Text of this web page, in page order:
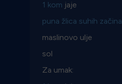
1 kom jaje
puna žlica suhih začina
maslinovo ulje
sol
Za umak: